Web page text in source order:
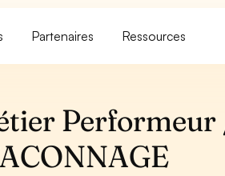
Partenaires Ressources